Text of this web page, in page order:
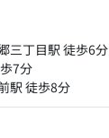
三丁目駅 徒歩6分
7分
駅 徒歩8分